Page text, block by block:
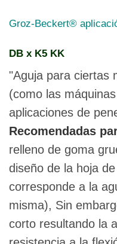
Groz-Beckert®
DB x K5 KK
"Aguja para ciertas
(como las
aplicaciones de
Recomendadas
relleno de goma
diseño de la hoja
corresponde a la
misma), Sin
corto resultando la